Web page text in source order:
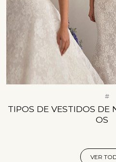
#
TIPOS DE VESTIDOS DE
OS
VER